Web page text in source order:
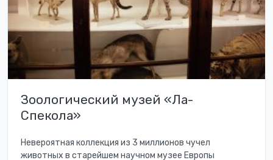
Зоологический музей «Ла-
Спекола»
Невероятная коллекция из 3 миллионов чучел
животных в старейшем научном музее Европы